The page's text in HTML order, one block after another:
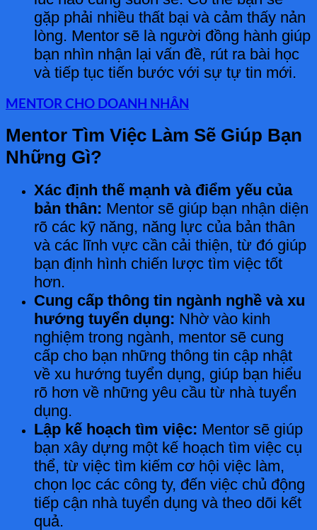
gặp phải nhiều thất bại và cảm thấy nản
lòng. Mentor sẽ là người đồng hành giúp
bạn nhìn nhận lại vấn đề, rút ra bài học
và tiếp tục tiến bước với sự tự tin mới.
MENTOR CHO DOANH NHÂN
Mentor Tìm Việc Làm Sẽ Giúp Bạn
Những Gì?
Xác định thế mạnh và điểm yếu của
bản thân: Mentor sẽ giúp bạn nhận diện
rõ các kỹ năng, năng lực của bản thân
và các lĩnh vực cần cải thiện, từ đó giúp
bạn định hình chiến lược tìm việc tốt
hơn.
Cung cấp thông tin ngành nghề và xu
hướng tuyển dụng: Nhờ vào kinh
nghiệm trong ngành, mentor sẽ cung
cấp cho bạn những thông tin cập nhật
về xu hướng tuyển dụng, giúp bạn hiểu
rõ hơn về những yêu cầu từ nhà tuyển
dụng.
Lập kế hoạch tìm việc: Mentor sẽ giúp
bạn xây dựng một kế hoạch tìm việc cụ
thể, từ việc tìm kiếm cơ hội việc làm,
chọn lọc các công ty, đến việc chủ động
tiếp cận nhà tuyển dụng và theo dõi kết
quả.